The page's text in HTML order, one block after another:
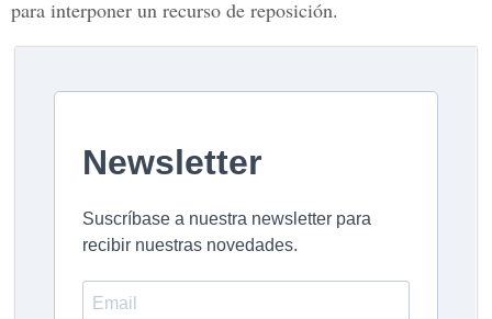
para interponer un recurso de reposición.